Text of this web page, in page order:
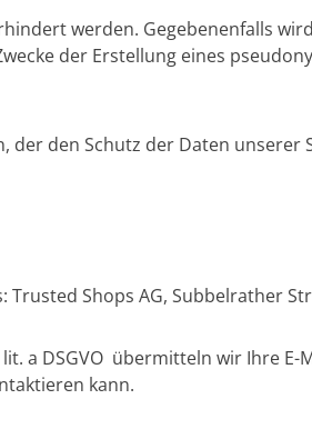
werden. Gegebenenfalls
der Erstellung eines
den Schutz der Daten unserer
Shops AG, Subbelrather
a DSGVO übermitteln wir Ihre
kann.